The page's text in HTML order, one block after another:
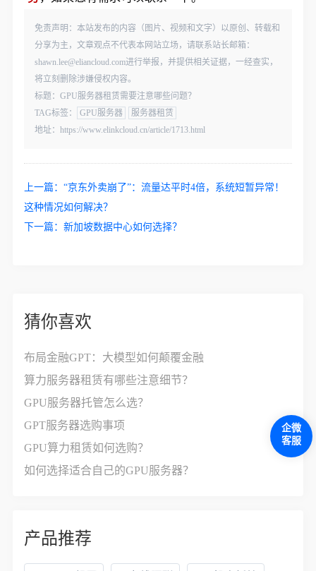
免责声明：本站发布的内容（图片、视频和文字）以原创、转载和
分享为主，文章观点不代表本网站立场，请联系站长邮箱：
shawn.lee@eliancloud.com进行举报，并提供相关证据，一经查实，
将立刻删除涉嫌侵权内容。
标题：GPU服务器租赁需要注意哪些问题？
TAG标签：
GPU服务器
服务器租赁
地址：https://www.elinkcloud.cn/article/1713.html
上一篇：“京东外卖崩了”：流量达平时4倍，系统短暂异常！
这种情况如何解决？
下一篇：新加坡数据中心如何选择？
猜你喜欢
布局金融GPT：大模型如何颠覆金融
算力服务器租赁有哪些注意细节？
GPU服务器托管怎么选？
GPT服务器选购事项
GPU算力租赁如何选购？
如何选择适合自己的GPU服务器？
产品推荐
企微
客服